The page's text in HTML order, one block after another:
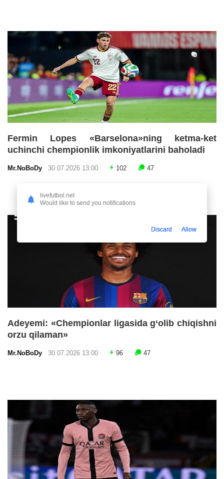
Fermin Lopes «Barselona»ning ketma-ket
uchinchi chempionlik imkoniyatlarini baholadi
Mr.NoBoDy 30.07.2026 13:00 102 47
Adeyemi: «Chempionlar ligasida g‘olib chiqishni
orzu qilaman»
Mr.NoBoDy 30.07.2026 13:00 96 47
livefutbol.net
Would like to send you notifications
Discard Allow